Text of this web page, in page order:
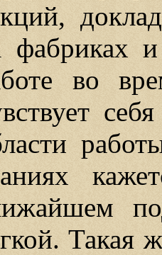
фабриках
во
Такая